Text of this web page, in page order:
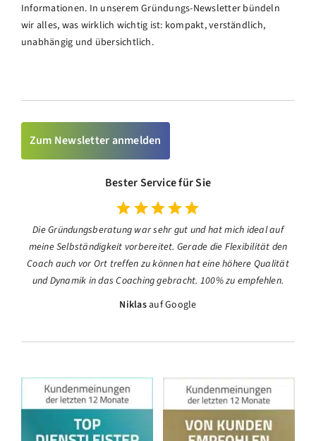
Informationen. In unserem Gründungs-Newsletter bündeln
wir alles, was wirklich wichtig ist: kompakt, verständlich,
unabhängig und übersichtlich.
Zum Newsletter anmelden
Bester Service für Sie
Die Gründungsberatung war sehr gut und hat mich ideal auf
meine Selbständigkeit vorbereitet. Gerade die Flexibilität den
Coach auch vor Ort treffen zu können hat eine höhere Qualität
und Dynamik in das Coaching gebracht. 100% zu empfehlen.
Niklasauf Google